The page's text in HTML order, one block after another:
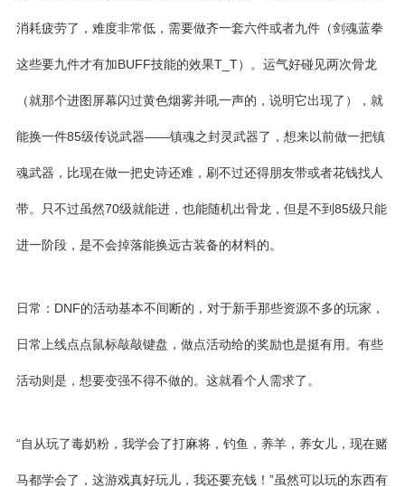
消耗疲劳了，难度非常低，需要做齐一套六件或者九件（剑魂蓝拳
这些要九件才有加BUFF技能的效果T_T）。运气好碰见两次骨龙
（就那个进图屏幕闪过黄色烟雾并吼一声的，说明它出现了），就
能换一件85级传说武器——镇魂之封灵武器了，想来以前做一把镇
魂武器，比现在做一把史诗还难，刷不过还得朋友带或者花钱找人
带。只不过虽然70级就能进，也能随机出骨龙，但是不到85级只能
进一阶段，是不会掉落能换远古装备的材料的。
日常：DNF的活动基本不间断的，对于新手那些资源不多的玩家，
日常上线点点鼠标敲敲键盘，做点活动给的奖励也是挺有用。有些
活动则是，想要变强不得不做的。这就看个人需求了。
“自从玩了毒奶粉，我学会了打麻将，钓鱼，养羊，养女儿，现在赌
马都学会了，这游戏真好玩儿，我还要充钱！”虽然可以玩的东西有